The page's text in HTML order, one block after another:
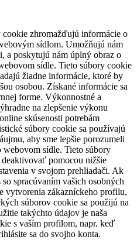
cookie zhromažďujú informácie o
sídlom. Umožňujú nám
a poskytujú nám úplný obraz o
sídle. Tieto súbory cookie
žiadne informácie, ktoré by
osobou. Získané informácie sa
forme. Výkonnostné a
na zlepšenie výkonu
skúsenosti potrebám
súbory cookie sa používajú
aby sme lepšie porozumeli
sídle. Tieto súbory
pomocou nižšie
v svojom prehliadači. Ak
spracúvaním vašich osobných
vytvorenia zákazníckeho profilu,
súborov cookie sa použijú na
takýchto údajov je naša
s vaším profilom, napr. keď
sa do svojho konta.